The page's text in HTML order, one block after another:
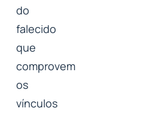
do
falecido
que
comprovem
os
vínculos